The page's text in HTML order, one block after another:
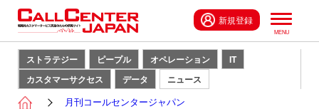
新規登録
ストラテジー ピープル オペレーション
IT
カスタマーサクセス
データ ニュース
月刊コールセンタージャパン